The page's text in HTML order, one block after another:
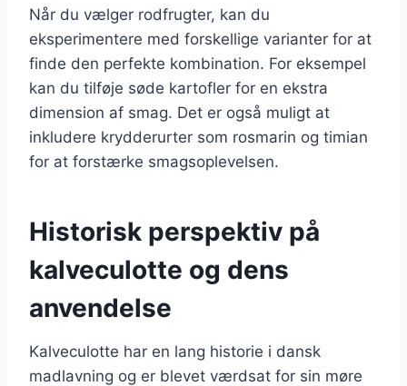
Når du vælger rodfrugter, kan du
eksperimentere med forskellige varianter for at
finde den perfekte kombination. For eksempel
kan du tilføje søde kartofler for en ekstra
dimension af smag. Det er også muligt at
inkludere krydderurter som rosmarin og timian
for at forstærke smagsoplevelsen.
Historisk perspektiv på
kalveculotte og dens
anvendelse
Kalveculotte har en lang historie i dansk
madlavning og er blevet værdsat for sin møre